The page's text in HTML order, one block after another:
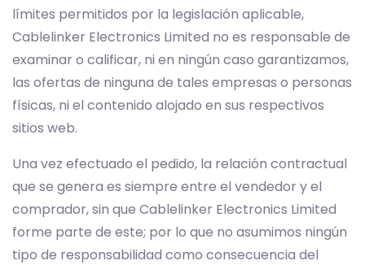
límites permitidos por la legislación aplicable,
Cablelinker Electronics Limited no es responsable de
examinar o calificar, ni en ningún caso garantizamos,
las ofertas de ninguna de tales empresas o personas
físicas, ni el contenido alojado en sus respectivos
sitios web.
Una vez efectuado el pedido, la relación contractual
que se genera es siempre entre el vendedor y el
comprador, sin que Cablelinker Electronics Limited
forme parte de este; por lo que no asumimos ningún
tipo de responsabilidad como consecuencia del